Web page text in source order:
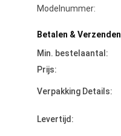
Modelnummer:
Betalen &
Min. bestelaantal:
Prijs:
Verpakking Details:
Levertijd: